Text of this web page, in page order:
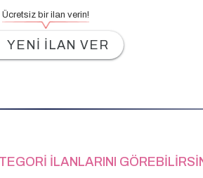
Ücretsiz bir ilan verin!
YENİ İLAN VER
İLANLARINI